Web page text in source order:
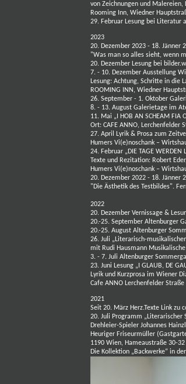
von Zeichnungen und Malereien,
Rooming Inn, Wiedner
29. Februar Lesung bei Literatur
2023
20. Dezember 2023 - 18. Jänner
"Was man so alles sieht, wenn
20. Dezember Lesung bei
7. - 10. Dezember Ausstellung
Lesung: Achtung, Schritte in die
ROOMING INN, Wiedner
26. September - 1. Oktober
8. - 13. August Galerietage im
11. Mai „I HOB AN SCHEAM
Ort: CAFE ANNO, Lerchenfelder
27. April
Lyrik & Prosa zum
Humers Vi(e)noschank –
24. Februar „DIE TAGE
Texte und Rezitation: Robert
Humers Vi(e)noschank –
20. Dezember 2022 - 18. Jänner
"Die Ästhetik des Testbildes".
2022
20. Dezember Vernissage &
20.-25. September Altenburger
20.-25. August Altenburger
26. Juli „Literarisch-
mit Rudi Hausmann
3. - 7. Juli Altenburger
23. Juni Lesung „I GLAUB, DE
Lyrik und Kurzprosa im Wiener
Cafe ANNO Lerchenfelder
2021
Seit 20. März Herz.Texte Link zu
20. Juli Programm
Drehleier-Spieler Johannes Hainzl
Heuriger Friseurmüller
1190 Wien, Hameaustraße 30-32
Die Kollektion „Backwerke“ in der